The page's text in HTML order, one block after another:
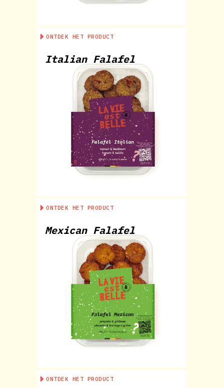
ONTDEK HET PRODUCT
Italian Falafel
ONTDEK HET PRODUCT
Mexican Falafel
ONTDEK HET PRODUCT